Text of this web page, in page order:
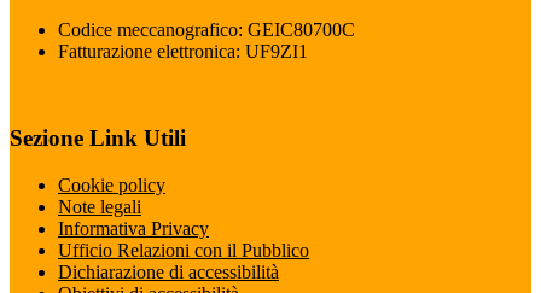
Codice meccanografico: GEIC80700C
Fatturazione elettronica: UF9ZI1
Sezione Link Utili
Cookie policy
Note legali
Informativa Privacy
Ufficio Relazioni con il Pubblico
Dichiarazione di accessibilità